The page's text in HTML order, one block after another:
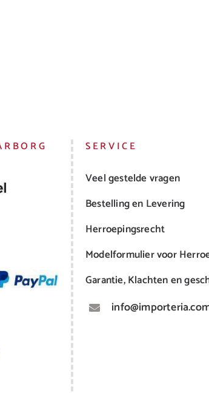
SERVICE
Veel gestelde vragen
Bestelling en Levering
Herroepingsrecht
Modelformulier voor
Garantie, Klachten en